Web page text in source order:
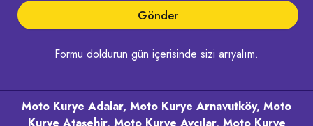
Gönder
Formu doldurun gün içerisinde sizi arıyalım.
Moto Kurye Adalar, Moto Kurye Arnavutköy, Moto
Kurye Ataşehir, Moto Kurye Avcılar, Moto Kurye